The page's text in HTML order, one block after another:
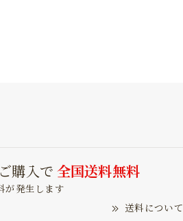
購入で 全国送料無料
が発生します
送料について